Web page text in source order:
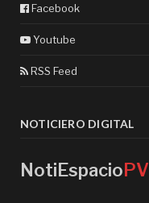
Facebook
Youtube
RSS Feed
NOTICIERO DIGITAL
NotiEspacioPV